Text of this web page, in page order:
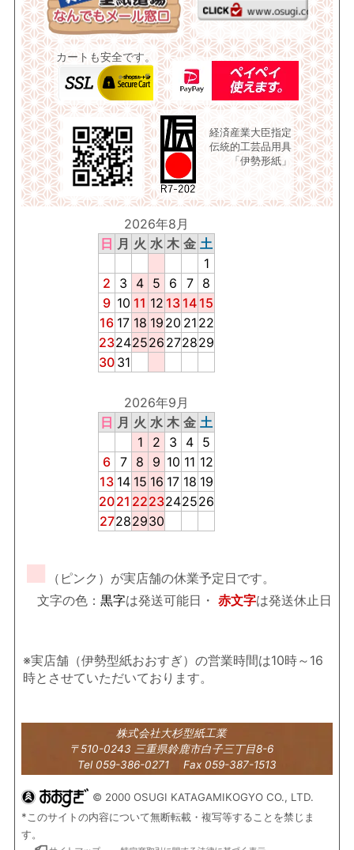
カートも安全です。
経済産業大臣指定
伝統的工芸品用具
「伊勢形紙」
2026年8月
日 月 火 水 木 金 土
1
2
3 4 5 6 7
8
9 10 11 12 13 14 15
16 17 18 19 20 21 22
23242526 272829
30 31
2026年9月
日 月 火 水 木 金 土
1
2 3 4 5
6 7 8 9 10 11 12
13 14 15 16 17 18 19
2021 2223242526
27282930
■
（ピンク）が実店舗の休業予定日です。
文字の色： 黒字は発送可能日・ 赤文字は発送休止日
※実店舗（伊勢型紙おおすぎ）の営業時間は10時～16
時とさせていただいております。
株式会社大杉型紙工業
〒510-0243 三重県鈴鹿市白子三丁目8-6
Tel 059-386-0271 Fax 059-387-1513
© 2000 OSUGI KATAGAMIKOGYO CO., LTD.
*このサイトの内容について無断転載・複写等することを禁じま
す。